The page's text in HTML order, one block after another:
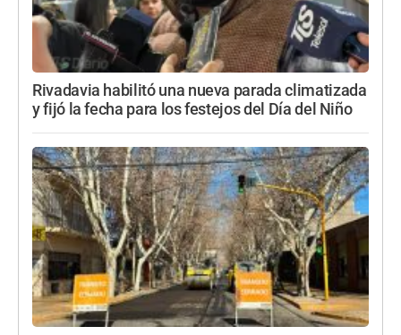
Rivadavia habilitó una nueva parada climatizada
y fijó la fecha para los festejos del Día del Niño